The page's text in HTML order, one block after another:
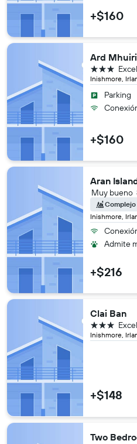
+$160
Ard
Inishmore,
3 estrellas
Parking
+$160
Aran
Inishmore,
Muy bueno
Admite
+$216
Clai Ban
Inishmore,
3 estrellas
+$148
Two